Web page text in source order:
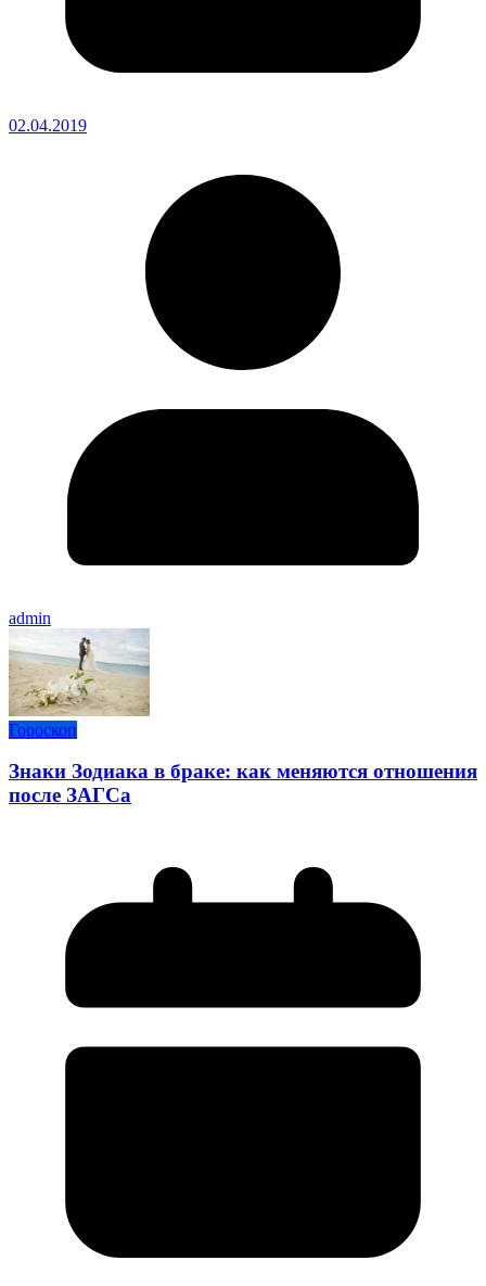
02.04.2019
admin
Гороскоп
Знаки Зодиака в браке: как меняются отношения
после ЗАГСа